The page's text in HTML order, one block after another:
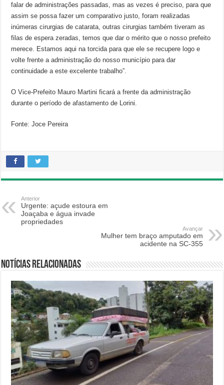
falar de administrações passadas, mas as vezes é preciso, para que
assim se possa fazer um comparativo justo, foram realizadas
inúmeras cirurgias de catarata, outras cirurgias também tiveram as
filas de espera zeradas, temos que dar o mérito que o nosso prefeito
merece. Estamos aqui na torcida para que ele se recupere logo e
volte frente a administração do nosso município para dar
continuidade a este excelente trabalho”.
O Vice-Prefeito Mauro Martini ficará a frente da administração
durante o período de afastamento de Lorini.
Fonte: Joce Pereira
Anterior
Urgente: açude estoura em
Joaçaba e água invade
propriedades
Avançar
Mulher tem braço amputado em
acidente na SC-355
Notícias relacionadas